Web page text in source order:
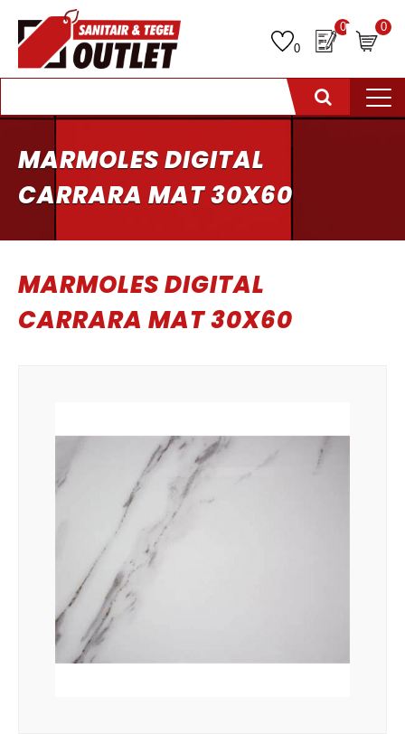
0
0 0
MARMOLES DIGITAL
CARRARA MAT 30X60
MARMOLES DIGITAL
CARRARA MAT 30X60